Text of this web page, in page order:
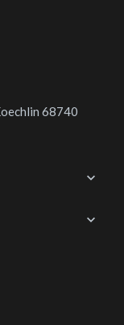
68740

